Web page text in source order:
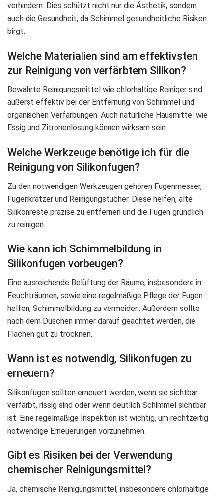
verhindern. Dies schützt nicht nur die Ästhetik, sondern
auch die Gesundheit, da Schimmel gesundheitliche Risiken
birgt.
Welche Materialien sind am effektivsten
zur Reinigung von verfärbtem Silikon?
Bewährte Reinigungsmittel wie chlorhaltige Reiniger sind
äußerst effektiv bei der Entfernung von Schimmel und
organischen Verfärbungen. Auch natürliche Hausmittel wie
Essig und Zitronenlösung können wirksam sein.
Welche Werkzeuge benötige ich für die
Reinigung von Silikonfugen?
Zu den notwendigen Werkzeugen gehören Fugenmesser,
Fugenkratzer und Reinigungstücher. Diese helfen, alte
Silikonreste präzise zu entfernen und die Fugen gründlich
zu reinigen.
Wie kann ich Schimmelbildung in
Silikonfugen vorbeugen?
Eine ausreichende Belüftung der Räume, insbesondere in
Feuchträumen, sowie eine regelmäßige Pflege der Fugen
helfen, Schimmelbildung zu vermeiden. Außerdem sollte
nach dem Duschen immer darauf geachtet werden, die
Flächen gut zu trocknen.
Wann ist es notwendig, Silikonfugen zu
erneuern?
Silikonfugen sollten erneuert werden, wenn sie sichtbar
verfärbt, rissig sind oder wenn deutlich Schimmel sichtbar
ist. Eine regelmäßige Inspektion ist wichtig, um rechtzeitig
notwendige Erneuerungen vorzunehmen.
Gibt es Risiken bei der Verwendung
chemischer Reinigungsmittel?
Ja, chemische Reinigungsmittel, insbesondere chlorhaltige